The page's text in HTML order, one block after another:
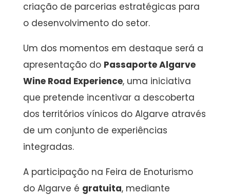
criação de parcerias estratégicas para
o desenvolvimento do setor.
Um dos momentos em destaque será a
apresentação do Passaporte Algarve
Wine Road Experience, uma iniciativa
que pretende incentivar a descoberta
dos territórios vínicos do Algarve através
de um conjunto de experiências
integradas.
A participação na Feira de Enoturismo
do Algarve é gratuita, mediante